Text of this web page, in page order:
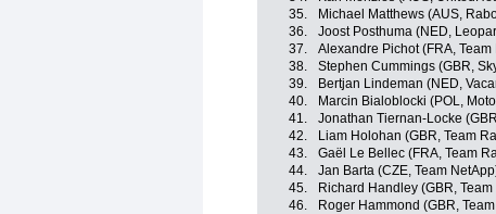
35.
Michael Matthews (AUS,
36.
Joost Posthuma (NED,
37.
Alexandre Pichot (FRA, Team
38.
Stephen Cummings (GBR,
39.
Bertjan Lindeman (NED,
40.
Marcin Bialoblocki (POL,
41.
Jonathan Tiernan-Locke
42.
Liam Holohan (GBR, Team
43.
Gaël Le Bellec (FRA, Team
44.
Jan Barta (CZE, Team
45.
Richard Handley (GBR,
46.
Roger Hammond (GBR,